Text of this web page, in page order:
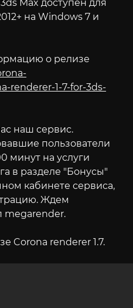
Max доступен для
на Windows 7 и
о релизе
renderer-1-7-for-3ds-
наш сервис.
пользователи
минут на услуги
в разделе "Бонусы"
кабинете сервиса,
Ждем
megarender.
Corona renderer 1.7.